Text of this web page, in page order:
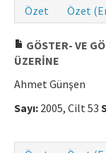
Özet
Özet
GÖSTER- VE
ÜZERİNE
Ahmet Günşen
Sayı: 2005, Cilt 53